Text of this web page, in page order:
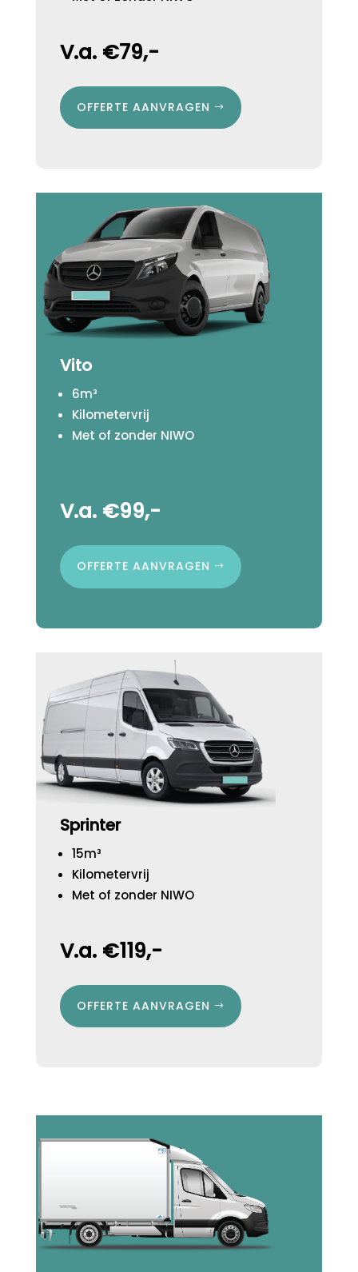
V.a. €79,-
OFFERTE AANVRAGEN
Vito
6m³
Kilometervrij
Met of zonder NIWO
V.a. €99,-
OFFERTE AANVRAGEN
Sprinter
15m³
Kilometervrij
Met of zonder NIWO
V.a. €119,-
OFFERTE AANVRAGEN